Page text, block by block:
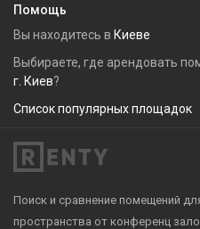
Помощь
Вы находитесь в Киеве
Выбираете, где арендовать
г. Киев?
Список популярных площадок
Поиск и сравнение помещений
пространства от конференц